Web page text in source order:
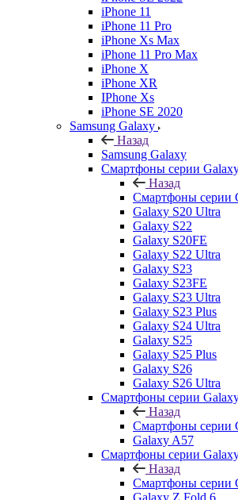
iPhone 11
iPhone 11 Pro
iPhone Xs Max
iPhone 11 Pro Max
iPhone X
iPhone XR
IPhone Xs
iPhone SE 2020
Samsung Galaxy
Назад
Samsung Galaxy
Смартфоны серии
Назад
Смартфоны серии
Galaxy S20 Ultra
Galaxy S22
Galaxy S20FE
Galaxy S22 Ultra
Galaxy S23
Galaxy S23FE
Galaxy S23 Ultra
Galaxy S23 Plus
Galaxy S24 Ultra
Galaxy S25
Galaxy S25 Plus
Galaxy S26
Galaxy S26 Ultra
Смартфоны серии
Назад
Смартфоны серии
Galaxy A57
Смартфоны серии
Назад
Смартфоны серии
Galaxy Z Fold 6